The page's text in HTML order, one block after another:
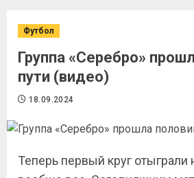
Футбол
Группа «Серебро»
пути (видео)
18.09.2024
Теперь первый круг отыграли